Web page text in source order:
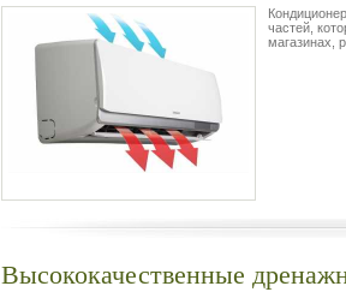
частей,
магазинах,
Высококачественные